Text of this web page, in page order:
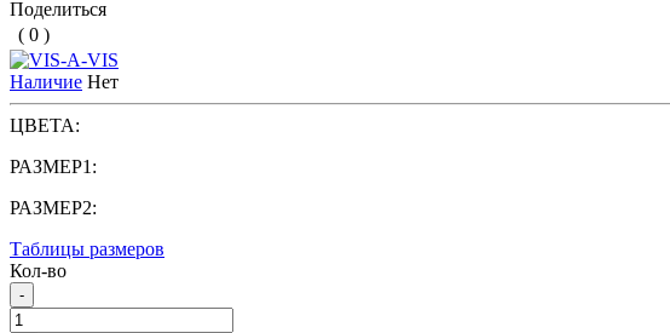
Поделиться
( 0 )
Наличие Нет
ЦВЕТА:
РАЗМЕР1:
РАЗМЕР2:
Таблицы размеров
Кол-во
-